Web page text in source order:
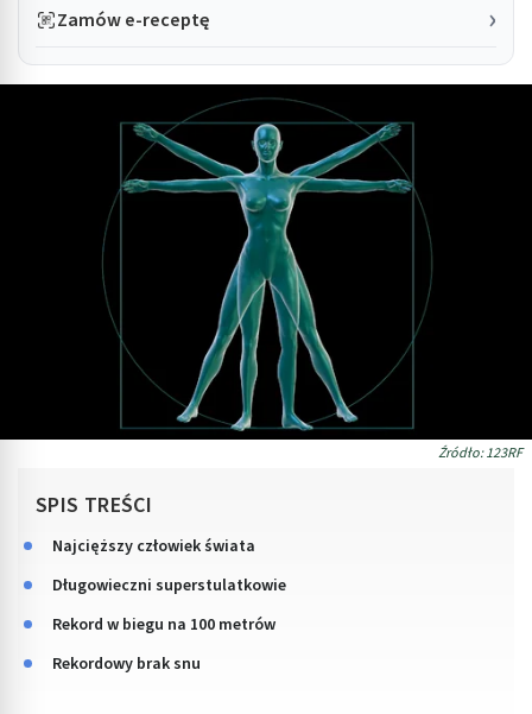
Zamów e-receptę
Źródło: 123RF
SPIS TREŚCI
Najcięższy człowiek świata
Długowieczni superstulatkowie
Rekord w biegu na 100 metrów
Rekordowy brak snu